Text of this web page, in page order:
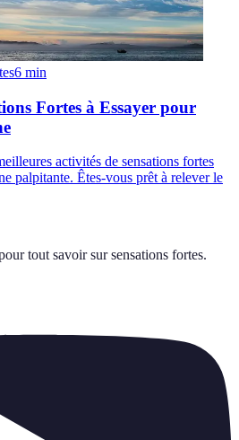
6 min
Fortes à Essayer pour
activités de sensations fortes
palpitante. Êtes-vous prêt à relever le
tout savoir sur sensations fortes.